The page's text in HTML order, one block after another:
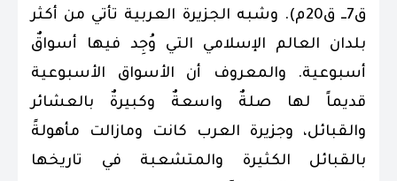
ق7ــ ق20م). وشبه الجزيرة العربية تأتي من أكثر
بلدان العالم الإسلامي التي وُجِد فيها أسواقٌ
أسبوعية. والمعروف أن الأسواق الأسبوعية
قديماً لها صلةٌ واسعةٌ وكبيرةٌ بالعشائر
والقبائل، وجزيرة العرب كانت ومازالت مأهولةً
بالقبائل الكثيرة والمتشعبة في تاريخها